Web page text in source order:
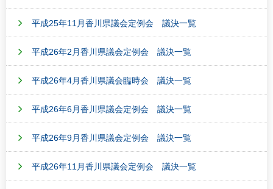
平成25年11月香川県議会定例会 議決一覧
平成26年2月香川県議会定例会 議決一覧
平成26年4月香川県議会臨時会 議決一覧
平成26年6月香川県議会定例会 議決一覧
平成26年9月香川県議会定例会 議決一覧
平成26年11月香川県議会定例会 議決一覧